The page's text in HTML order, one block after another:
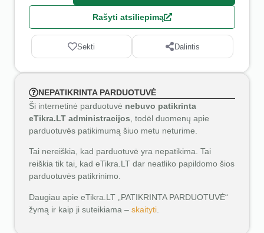
Rašyti atsiliepimą
Sekti Dalintis
NEPATIKRINTA PARDUOTUVĖ
Ši internetinė parduotuvė nebuvo patikrinta
eTikra.LT administracijos , todėl duomenų apie
parduotuvės patikimumą šiuo metu neturime.
Tai nereiškia, kad parduotuvė yra nepatikima. Tai
reiškia tik tai, kad eTikra.LT dar neatliko papildomo šios
parduotuvės patikrinimo.
Daugiau apie eTikra.LT „PATIKRINTA PARDUOTUVĖ“
žymą ir kaip ji suteikiama – skaityti